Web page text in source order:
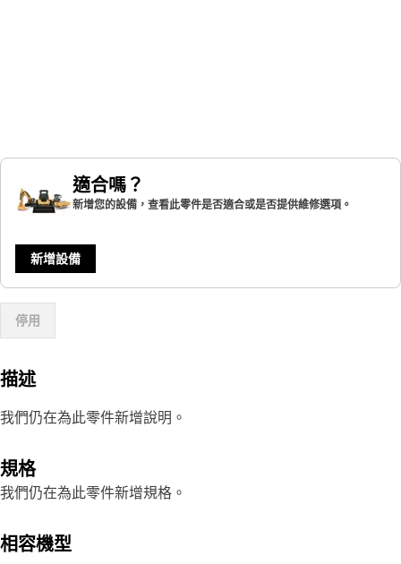
適合嗎？
新增您的設備，查看此零件是否適合或是否提供維修選項。
新增設備
停用
描述
我們仍在為此零件新增說明。
規格
我們仍在為此零件新增規格。
相容機型